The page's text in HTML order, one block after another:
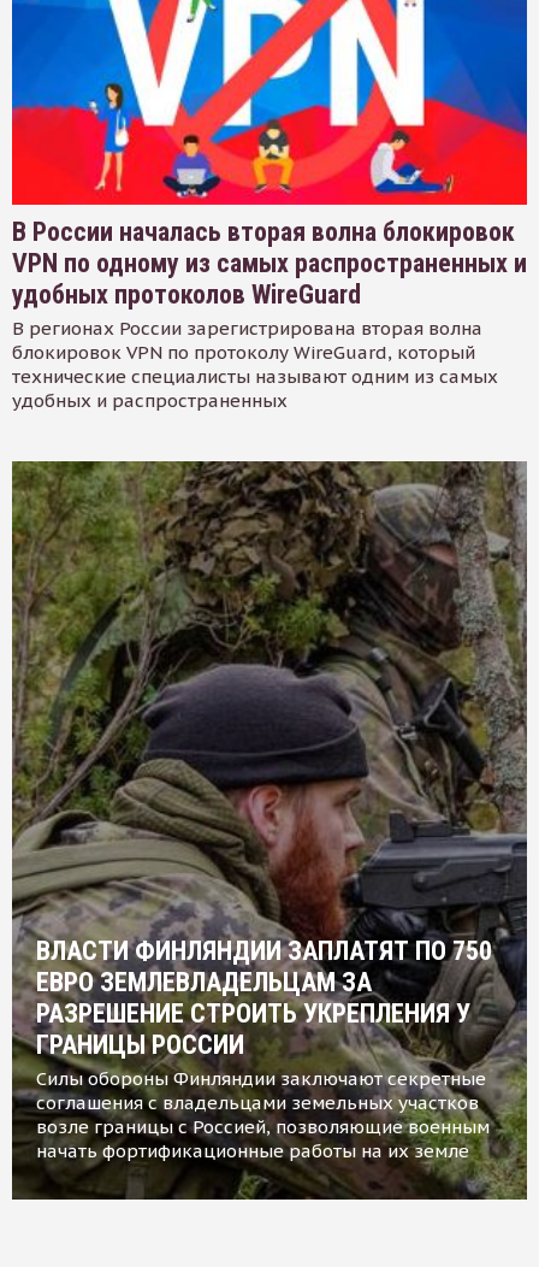
В России началась вторая волна блокировок
VPN по одному из самых распространенных и
удобных протоколов WireGuard
В регионах России зарегистрирована вторая волна
блокировок VPN по протоколу WireGuard, который
технические специалисты называют одним из самых
удобных и распространенных
ВЛАСТИ ФИНЛЯНДИИ ЗАПЛАТЯТ ПО 750
ЕВРО ЗЕМЛЕВЛАДЕЛЬЦАМ ЗА
РАЗРЕШЕНИЕ СТРОИТЬ УКРЕПЛЕНИЯ У
ГРАНИЦЫ РОССИИ
Силы обороны Финляндии заключают секретные
соглашения с владельцами земельных участков
возле границы с Россией, позволяющие военным
начать фортификационные работы на их земле